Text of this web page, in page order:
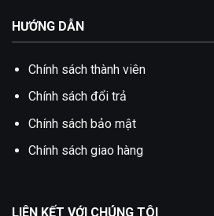
HƯỚNG DẪN
Chính sách thành viên
Chính sách đổi trả
Chính sách bảo mật
Chính sách giao hàng
LIÊN KẾT VỚI CHÚNG TÔI